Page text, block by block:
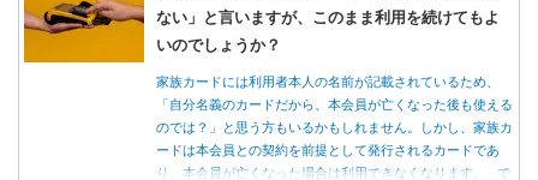
ない」と言いますが、このまま利用を続けてもよ
いのでしょうか？
家族カードには利用者本人の名前が記載されているため、
「自分名義のカードだから、本会員が亡くなった後も使える
のでは？」と思う方もいるかもしれません。しかし、家族カ
ードは本会員との契約を前提として発行されるカードであ
り、本会員が亡くなった場合は利用できなくなります。 で